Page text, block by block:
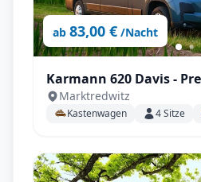
ab 83,00 € /Nacht
Karmann 620 Davis -
Kastenwagen mit
Marktredwitz
Kastenwagen 4Sitze